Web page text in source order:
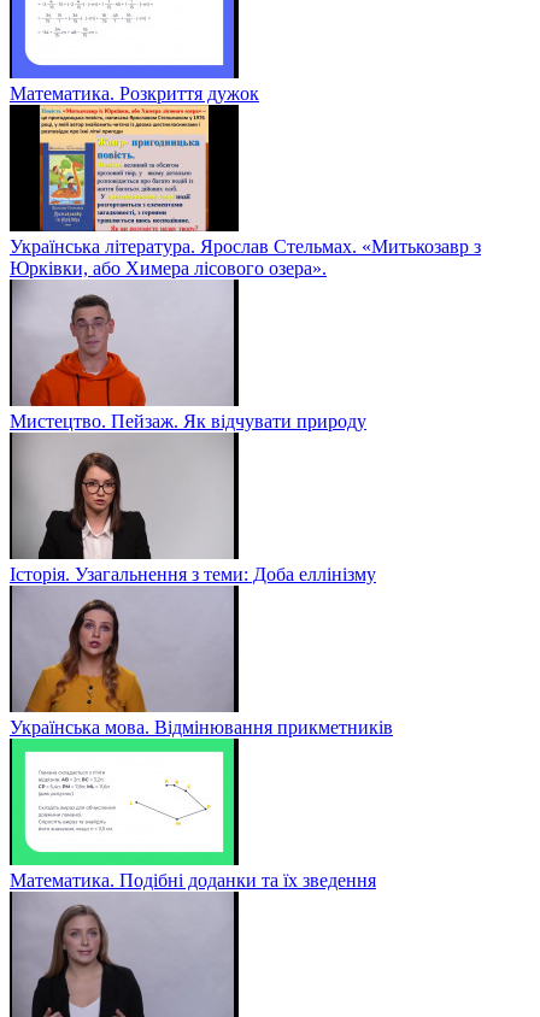
Математика. Розкриття дужок
Українська література. Ярослав Стельмах. «Митькозавр з
Юрківки, або Химера лісового озера».
Мистецтво. Пейзаж. Як відчувати природу
Історія. Узагальнення з теми: Доба еллінізму
Українська мова. Відмінювання прикметників
Математика. Подібні доданки та їх зведення